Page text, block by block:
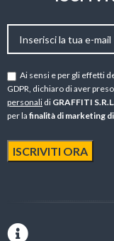
Ai sensi e per gli effetti
GDPR, dichiaro di aver
personali di GRAFFITI
per la finalità di marketing